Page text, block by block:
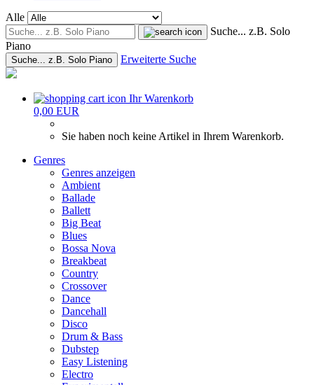
Alle
Suche... z.B. Solo
Piano
Suche... z.B. Solo Piano Erweiterte Suche
Ihr Warenkorb
0,00 EUR
Sie haben noch keine Artikel in Ihrem Warenkorb.
Genres
Genres anzeigen
Ambient
Ballade
Ballett
Big Beat
Blues
Bossa Nova
Breakbeat
Country
Crossover
Dance
Dancehall
Disco
Drum & Bass
Dubstep
Easy Listening
Electro